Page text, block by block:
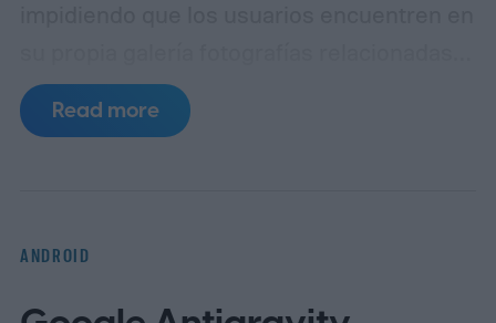
con el cannabis, incluso en regiones donde
su consumo es completamente legal.
términos como "weed", "cannabis",
Read more
ANDROID